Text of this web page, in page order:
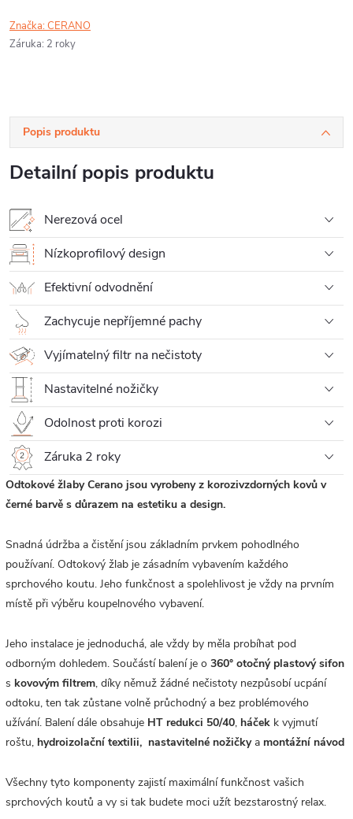
Značka:CERANO
Záruka: 2 roky
Popis produktu
Detailní popis produktu
Nerezová ocel
Nízkoprofilový design
Efektivní odvodnění
Zachycuje nepříjemné pachy
Vyjímatelný filtr na nečistoty
Nastavitelné nožičky
Odolnost proti korozi
Záruka 2 roky
Odtokové žlaby Cerano jsou vyrobeny z korozivzdorných kovů v
černé barvě s důrazem na estetiku a design.
Snadná údržba a čistění jsou základním prvkem pohodlného
používaní. Odtokový žlab je zásadním vybavením každého
sprchového koutu. Jeho funkčnost a spolehlivost je vždy na prvním
místě při výběru koupelnového vybavení.
Jeho instalace je jednoduchá, ale vždy by měla probíhat pod
odborným dohledem. Součástí balení je o 360° otočný plastový sifon
s kovovým filtrem, díky němuž žádné nečistoty nezpůsobí ucpání
odtoku, ten tak zůstane volně průchodný a bez problémového
užívání. Balení dále obsahuje HT redukci 50/40, háček k vyjmutí
roštu, hydroizolační textilii, nastavitelné nožičky a montážní návod
Všechny tyto komponenty zajistí maximální funkčnost vašich
sprchových koutů a vy si tak budete moci užít bezstarostný relax.